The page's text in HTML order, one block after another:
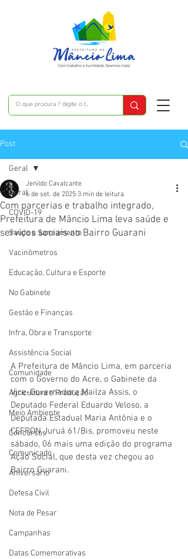
Post
Geral
COVID-19
Saúde e Saneamento
Vacinômetros
Educação, Cultura e Esporte
No Gabinete
Gestão e Finanças
Infra, Obra e Transporte
Assistência Social
Comunidade
Agricultura e Produção
Meio Ambiente
Concursos
Comunicado
Aniversário
Defesa Civil
Nota de Pesar
Campanhas
Datas Comemorativas
Geral
Com parcerias e trabalho integrado,
Prefeitura de Mâncio Lima leva saúde e
serviços sociais ao Bairro Guarani
Jenildo Cavalcante
6 de set. de 2025 3 min de leitura
A Prefeitura de Mâncio Lima, em parceria
com o Governo do Acre, o Gabinete da
Vice-Governadora Mailza Assis, o
Deputado Federal Eduardo Veloso, a
Deputada Estadual Maria Antônia e o
CEFRON Juruá 61/Bis, promoveu neste
sábado, 06 mais uma edição do programa
Ação Social, que desta vez chegou ao
Bairro Guarani.